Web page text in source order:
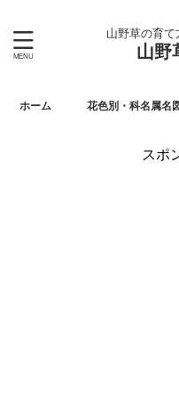
山野草の育て
山野
ホーム 花色別・科名属名
スポ